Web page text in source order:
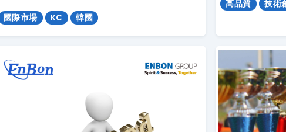
國際市場 KC 韓國
高品質 技術